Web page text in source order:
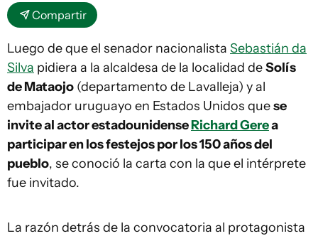
Compartir
Luego de que el senador nacionalista Sebastián da
Silva pidiera a la alcaldesa de la localidad deSolís
de Mataojo (departamento de Lavalleja) y al
embajador uruguayo en Estados Unidos quese
invite al actor estadounidenseRichard Gerea
participar en los festejos por los 150 años del
pueblo, se conoció la carta con la que el intérprete
fue invitado.
La razón detrás de la convocatoria al protagonista